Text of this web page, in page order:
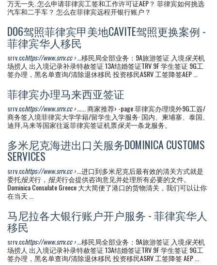
万无一失. 怎么申请菲律宾工签和工作许可证AEP？ 菲律宾如何挑选
汽车和二手车？ 怎么在菲律宾远程开银行账户？
D06驾照菲律宾甲美地CAVITE驾照更换案例 -
菲律宾华人移民
srrv.cchttps://www.srrv.cc › ...移民局全部业务：9A旅游签证 入境保关机
场捞人 出入境记录补录特赦签证 13A结婚签证TRV 9F 学生签证 9G工
签办理，黑名单查询/清除退休移民 投资移民ASRV 工签降签AEP ...
菲律宾办理马来西亚签证
srrv.cchttps://www.srrv.cc › ...... 商家推荐› -page 菲律宾办理境外9G工簽/
商务签入境菲律宾大学学籍/留学生入学服务· 国内、柬埔寨、泰国、
迪拜,马来等国家往返菲律宾签证机票保关一条龙服务。
多米尼克海进出口关服务DOMINICA CUSTOMS
SERVICES
srrv.cchttps://www.srrv.cc › ...进口到多米尼克后最有效的清关方式就是
委托报关行， 报关行会提供咨询意见并处理所有必要的文件。
Dominica Consulate Greece 大大简便了港口的货物清关，我们可以让你
在当天 ...
马尼拉各大银行账户开户服务 - 菲律宾华人
移民
srrv.cchttps://www.srrv.cc › ...移民局全部业务：9A旅游签证 入境保关机
场捞人 出入境记录补录特赦签证 13A结婚签证TRV 9F 学生签证 9G工
签办理，黑名单查询/清除退休移民 投资移民ASRV 工签降签 AEP ...